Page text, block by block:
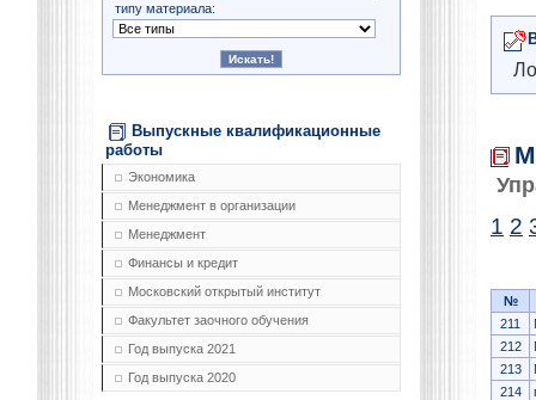
типу материала:
Выпускные квалификационные
работы
Экономика
Менеджмент в организации
Менеджмент
Финансы и кредит
Московский открытый институт
Факультет заочного обучения
Год выпуска 2021
Год выпуска 2020
1 2
№
211
212
213
214